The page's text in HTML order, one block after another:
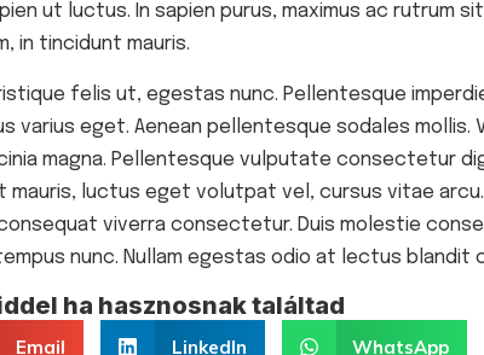
ut luctus. In sapien purus, maximus ac rutrum
in tincidunt mauris.
felis ut, egestas nunc. Pellentesque
varius eget. Aenean pellentesque sodales mollis.
magna. Pellentesque vulputate consectetur
mauris, luctus eget volutpat vel, cursus vitae
viverra consectetur. Duis molestie
nunc. Nullam egestas odio at lectus blandit
ha hasznosnak találtad
Email LinkedIn WhatsApp